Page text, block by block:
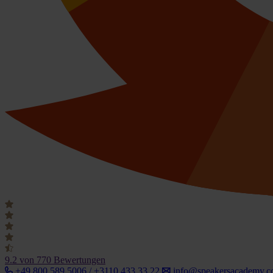
9.2 von 770 Bewertungen
+49 800 589 5006 / +3110 433 33 22